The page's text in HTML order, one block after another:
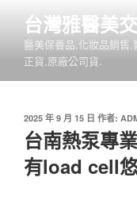
內
台灣雅醫美
醫美保養品,化妝品銷售
正貨,原廠公司貨.
發
佈
於
2025 年 9 月 15 日 作者:
台南熱泵專
有load cell